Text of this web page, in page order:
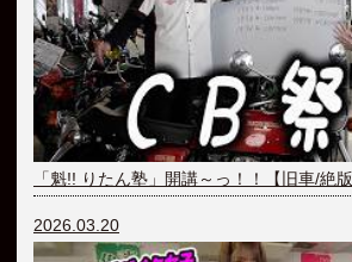
「魁!! りたん塾」開講～っ！！【旧車/絶版
2026.03.20